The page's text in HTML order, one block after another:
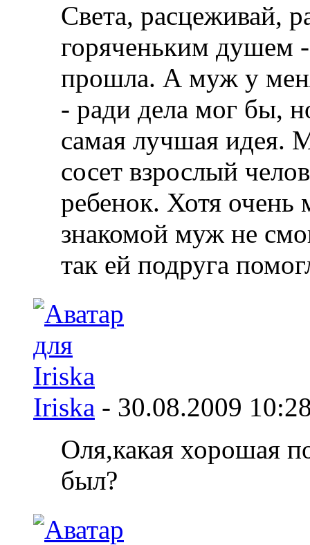
Света, расцеживай,
горяченьким душем -
прошла. А муж у
- ради дела мог бы,
самая лучшая идея.
сосет взрослый
ребенок. Хотя
знакомой муж не
так ей подруга
Iriska - 30.08.2009
Оля,какая хорошая
был?